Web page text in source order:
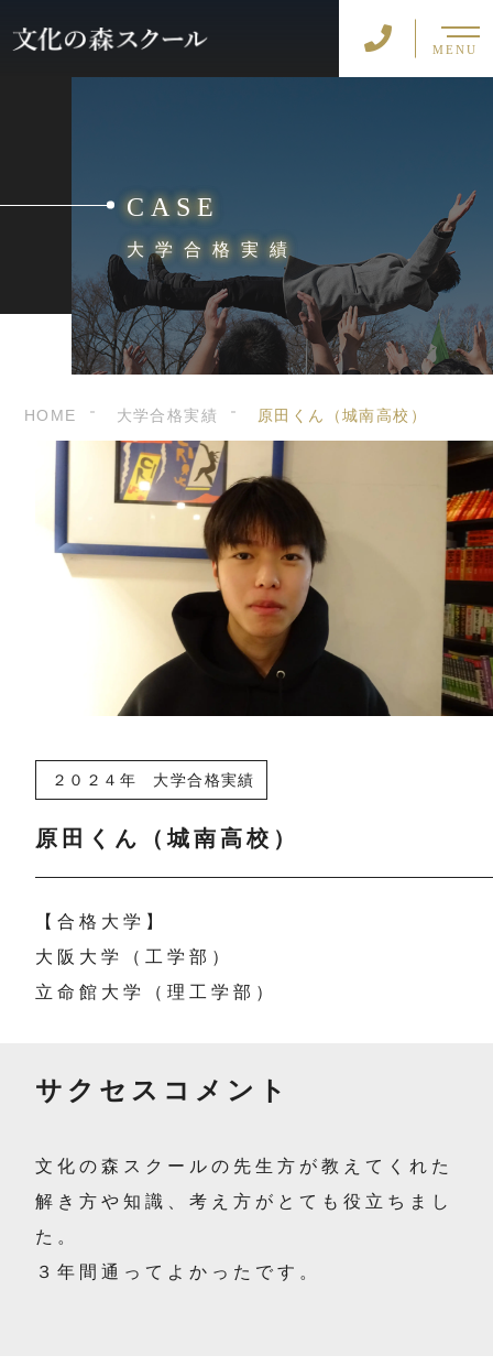
MENU
CASE
大学合格実績
HOME 大学合格実績 原田くん（城南高校）
２０２４年 大学合格実績
原田くん（城南高校）
【合格大学】
大阪大学（工学部）
立命館大学（理工学部）
サクセスコメント
文化の森スクールの先生方が教えてくれた
解き方や知識、考え方がとても役立ちまし
た。
３年間通ってよかったです。